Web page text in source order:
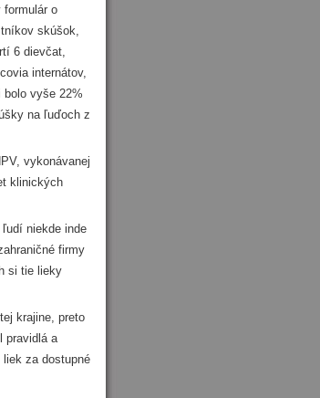
o
skúšok,
6 dievčat,
internátov,
bolo vyše 22%
na ľuďoch z
vykonávanej
klinických
niekde inde
firmy
si tie lieky
krajine, preto
pravidlá a
za dostupné